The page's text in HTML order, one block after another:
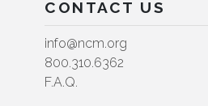
CONTACT US
info@ncm.org
800.310.6362
F.A.Q.